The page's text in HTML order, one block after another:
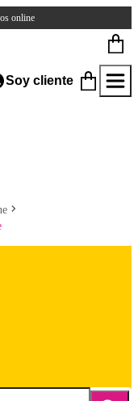
online
Soy cliente